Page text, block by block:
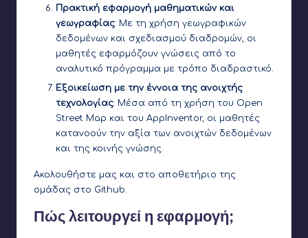
Πρακτική εφαρμογή μαθηματικών και
γεωγραφίας: Με τη χρήση γεωγραφικών
δεδομένων και σχεδιασμού διαδρομών, οι
μαθητές εφαρμόζουν γνώσεις από το
αναλυτικό πρόγραμμα με τρόπο διαδραστικό.
Εξοικείωση με την έννοια της ανοιχτής
τεχνολογίας: Μέσα από τη χρήση του Open
Street Map και του AppInventor, οι μαθητές
κατανοούν την αξία των ανοιχτών δεδομένων
και της κοινής γνώσης.
Ακολουθήστε μας και στο αποθετήριο της
ομάδας στο Github
Πώς λειτουργεί η εφαρμογή;